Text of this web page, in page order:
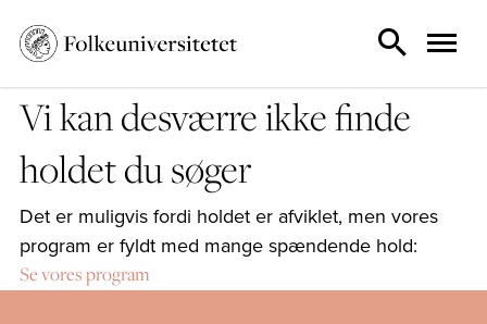
Vi kan desværre ikke finde
holdet du søger
Det er muligvis fordi holdet er afviklet, men vores
program er fyldt med mange spændende hold:
Se vores program